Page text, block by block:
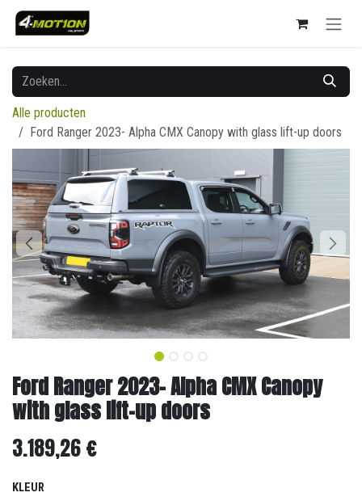
Overslaan naar inhoud
Alle producten
Ford Ranger 2023- Alpha CMX Canopy with glass lift-up doors
Ford Ranger 2023- Alpha CMX Canopy
with glass lift-up doors
3.189,26€
KLEUR